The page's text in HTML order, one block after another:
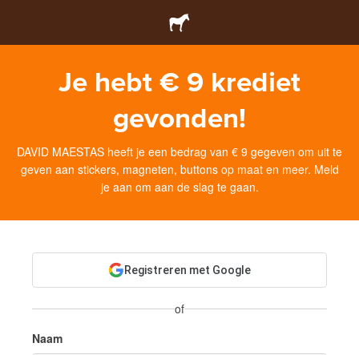
Je hebt € 9 krediet
gevonden!
DAVID MAESTAS heeft je een bedrag van € 9 gegeven om uit te
geven aan stickers, magneten, buttons op maat en meer. Meld
je aan om aan de slag te gaan.
Registreren met Google
of
Naam